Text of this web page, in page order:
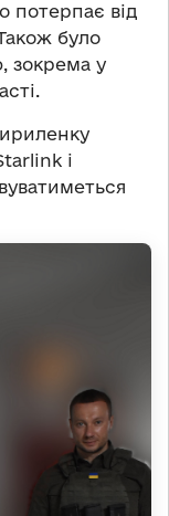
потерпає від
було
зокрема у
і